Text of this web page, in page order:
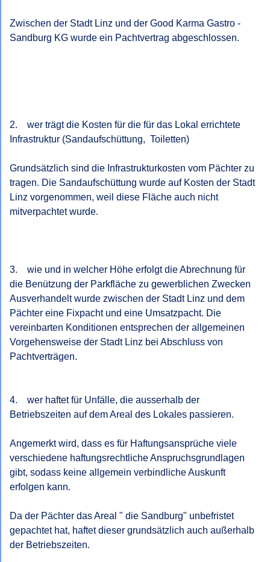
Zwischen der Stadt Linz und der Good Karma Gastro -
Sandburg KG wurde ein Pachtvertrag abgeschlossen.
2.    wer trägt die Kosten für die für das Lokal errichtete
Infrastruktur (Sandaufschüttung,  Toiletten)
Grundsätzlich sind die Infrastrukturkosten vom Pächter zu
tragen. Die Sandaufschüttung wurde auf Kosten der Stadt
Linz vorgenommen, weil diese Fläche auch nicht
mitverpachtet wurde.
3.    wie und in welcher Höhe erfolgt die Abrechnung für
die Benützung der Parkfläche zu gewerblichen Zwecken
Ausverhandelt wurde zwischen der Stadt Linz und dem
Pächter eine Fixpacht und eine Umsatzpacht. Die
vereinbarten Konditionen entsprechen der allgemeinen
Vorgehensweise der Stadt Linz bei Abschluss von
Pachtverträgen.
4.    wer haftet für Unfälle, die ausserhalb der
Betriebszeiten auf dem Areal des Lokales passieren.
Angemerkt wird, dass es für Haftungsansprüche viele
verschiedene haftungsrechtliche Anspruchsgrundlagen
gibt, sodass keine allgemein verbindliche Auskunft
erfolgen kann.
Da der Pächter das Areal " die Sandburg" unbefristet
gepachtet hat, haftet dieser grundsätzlich auch außerhalb
der Betriebszeiten.